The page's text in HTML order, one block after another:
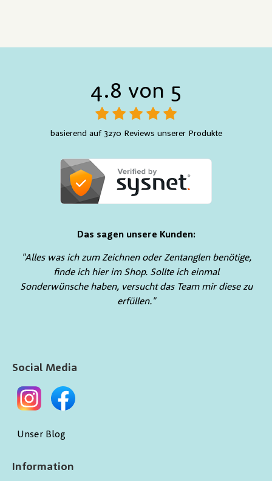
4.8 von 5
basierend auf 3270 Reviews unserer Produkte
Das sagen unsere Kunden:
"Alles was ich zum Zeichnen oder Zentanglen benötige,
finde ich hier im Shop. Sollte ich einmal
Sonderwünsche haben, versucht das Team mir diese zu
erfüllen."
Information
Social Media
Unser Blog